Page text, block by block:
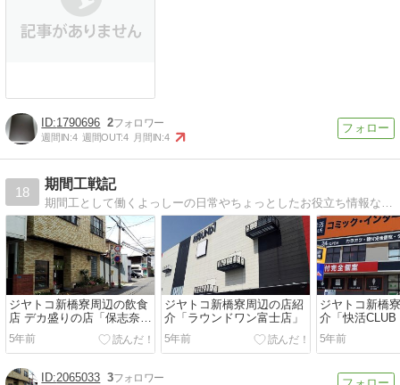
1790696 2
週間IN:4 週間OUT:4 月間IN:4
18
期間工戦記
ジヤトコ新橋寮周辺の飲食
店 デカ盛りの店「保志奈食
堂」
5年前
ジヤトコ新橋寮周辺の店紹
介「ラウンドワン富士店」
5年前
ジヤトコ新橋
介「快活CLUB
店」
5年前
2065033 3